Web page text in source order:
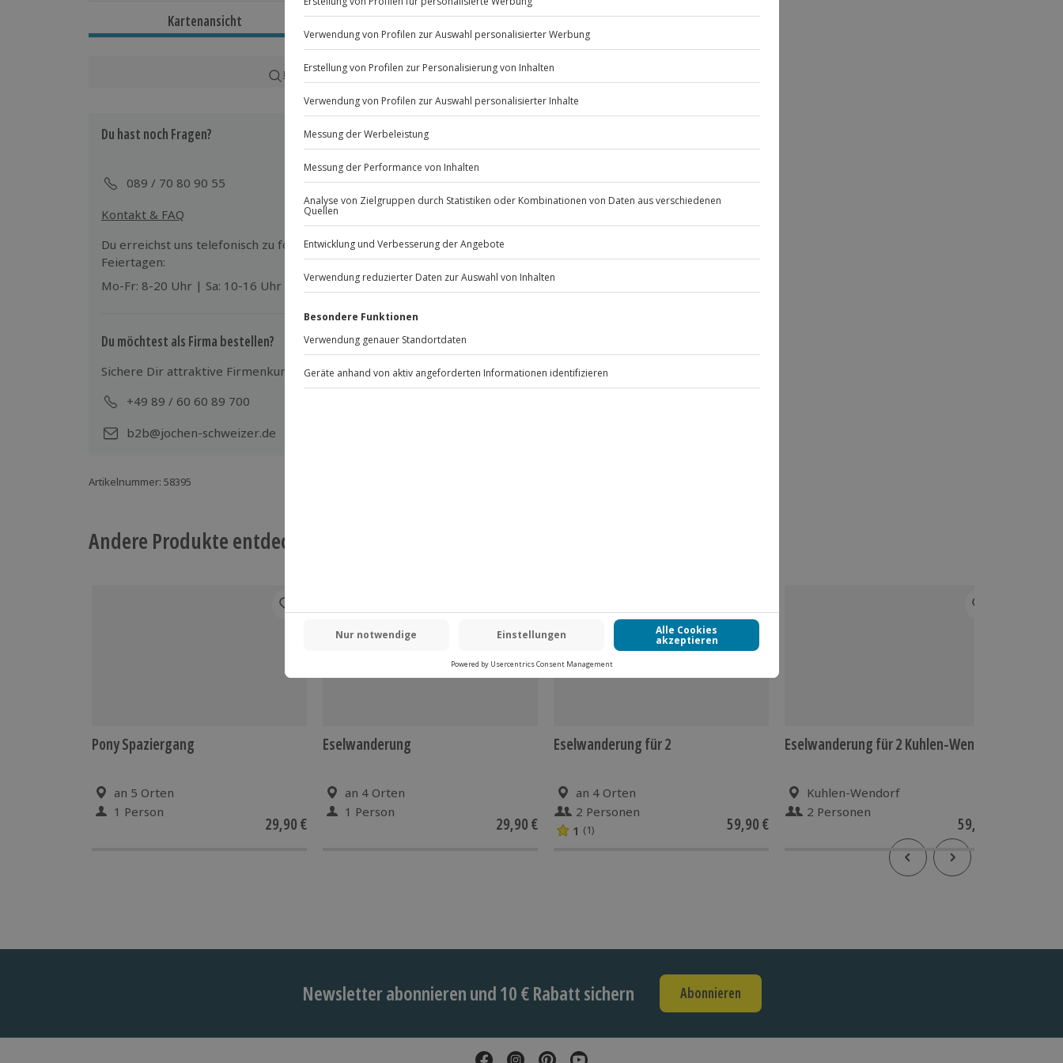
Ca. 1 Stunde
Ganzjährig zu bestimmten Terminen verfügbar
Teilnahmebedingungen
Normale physische und psychische Verfassung
Ausrüstung & Kleidung
Mitzubringen: festes, flaches Schuhwerk
Teilnehmer
Kartenansicht Listenansicht
© OpenStreetMaps
Karte in Großansicht
Du hast noch Fragen?
089 / 70 80 90 55
Kontakt & FAQ
Mühldorfstraße 8
81671 München
Du erreichst uns telefonisch zu folgenden Zeiten, außer an bundesweiten
Feiertagen:
Mo-Fr: 8-20 Uhr | Sa: 10-16 Uhr
Du möchtest als Firma bestellen?
Sichere Dir attraktive Firmenkunden Vorteile.
+49 89 / 60 60 89 700
b2b@jochen-schweizer.de
Artikelnummer: 58395
Andere Produkte entdecken
Pony Spaziergang
an 5 Orten
1 Person
29,90 €
Eselwanderung
an 4 Orten
1 Person
29,90 €
Eselwanderung für 2
an 4 Orten
2 Personen
1 (1) 59,90 €
Eselwanderung für 2 Kuhlen-Wendorf
Kuhlen-Wendorf
2 Personen
59,90 €
Newsletter abonnieren und 10 € Rabatt sichern Abonnieren